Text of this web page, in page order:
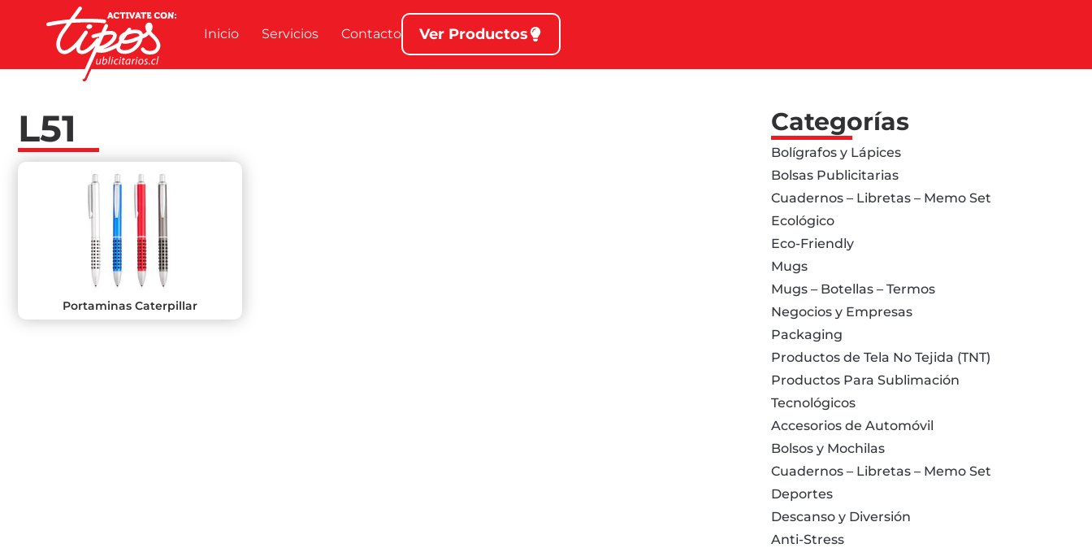
Inicio Servicios Contacto Ver Productos
L51
Portaminas Caterpillar
Categorías
Bolígrafos y Lápices
Bolsas Publicitarias
Cuadernos – Libretas – Memo Set
Ecológico
Eco-Friendly
Mugs
Mugs – Botellas – Termos
Negocios y Empresas
Packaging
Productos de Tela No Tejida (TNT)
Productos Para Sublimación
Tecnológicos
Accesorios de Automóvil
Bolsos y Mochilas
Cuadernos – Libretas – Memo Set
Deportes
Descanso y Diversión
Anti-Stress